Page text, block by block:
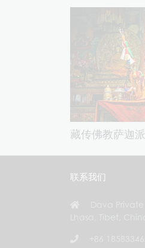
藏传佛教萨迦派
联系我们